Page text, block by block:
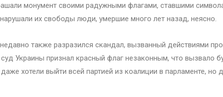
монумент своими радужными флагами, ставшими
их свободы люди, умершие много лет назад, неясно.
также разразился скандал, вызванный действиями
Украины признал красный флаг незаконным, что вызвало
хотели выйти всей партией из коалиции в парламенте, но